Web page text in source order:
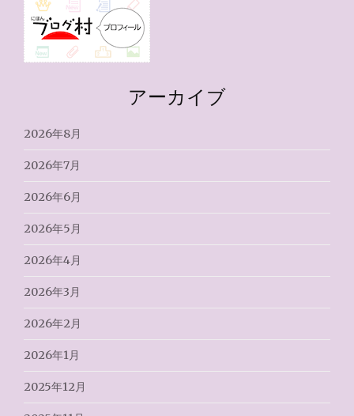
アーカイブ
2026年8月
2026年7月
2026年6月
2026年5月
2026年4月
2026年3月
2026年2月
2026年1月
2025年12月